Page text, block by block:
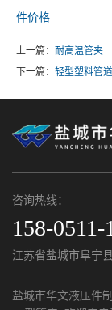
件价格
上一篇： 耐高温管夹
下一篇： 轻型塑料管
咨询热线：
158-0511-
江苏省盐城市阜宁
盐城市华文液压件